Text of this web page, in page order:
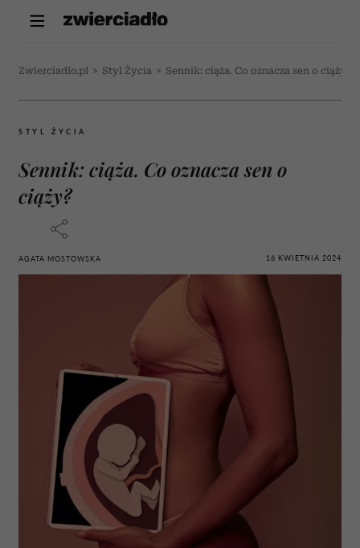
Zwierciadlo.pl > Styl Życia > Sennik: ciąża. Co oznacza sen o ciąży?
STYL ŻYCIA
Sennik: ciąża. Co oznacza sen o
ciąży?
AGATA MOSTOWSKA 16 KWIETNIA 2024